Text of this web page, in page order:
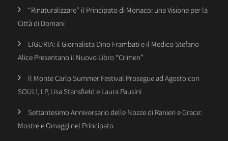
“Rinaturalizzare” il Principato di Monaco: una Visione per la
Città di Domani
LIGURIA: il Giornalista Dino Frambati e il Medico Stefano
Alice Presentano il Nuovo Libro “Crimen”
Il Monte Carlo Summer Festival Prosegue ad Agosto con
SOUL!, LP, Lisa Stansfield e Laura Pausini
Settantesimo Anniversario delle Nozze di Ranieri e Grace:
Mostre e Omaggi nel Principato